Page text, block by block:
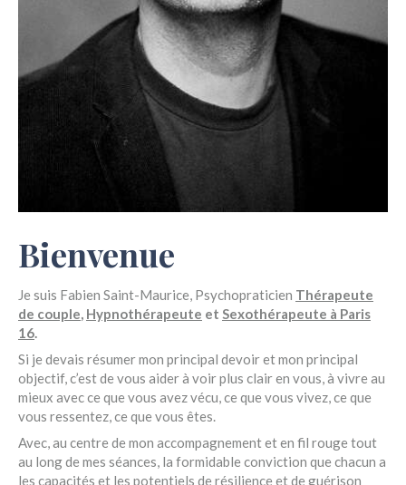
Bienvenue
Je suis Fabien Saint-Maurice, Psychopraticien Thérapeute
de couple, Hypnothérapeute et Sexothérapeute à Paris
16.
Si je devais résumer mon principal devoir et mon principal
objectif, c’est de vous aider à voir plus clair en vous, à vivre au
mieux avec ce que vous avez vécu, ce que vous vivez, ce que
vous ressentez, ce que vous êtes.
Avec, au centre de mon accompagnement et en fil rouge tout
au long de mes séances, la formidable conviction que chacun a
les capacités et les potentiels de résilience et de guérison